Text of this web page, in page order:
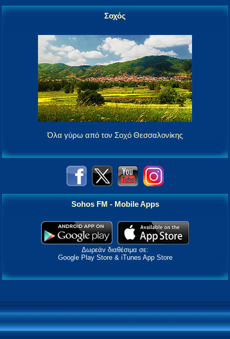
Σοχός
Όλα γύρω από τον Σοχό Θεσσαλονίκης
Sohos FM - Mobile Apps
Δωρεάν διαθέσιμα σε:
Google Play Store & iTunes App Store